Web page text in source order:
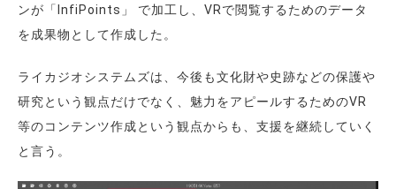
ンが「InfiPoints」 で加工し、VRで閲覧するためのデータ
を成果物として作成した。
ライカジオシステムズは、今後も文化財や史跡などの保護や
研究という観点だけでなく、魅力をアピールするためのVR
等のコンテンツ作成という観点からも、支援を継続していく
と言う。